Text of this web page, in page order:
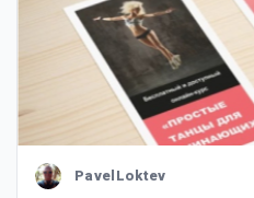
PavelLoktev